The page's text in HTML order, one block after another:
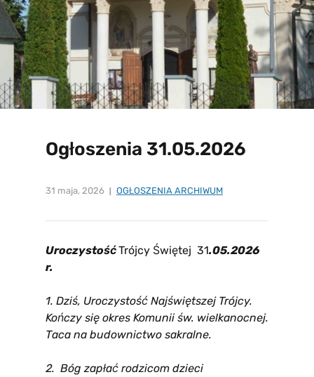
Ogłoszenia 31.05.2026
31 maja, 2026 OGŁOSZENIA ARCHIWUM
UroczystośćTrójcy Świętej 31.05.2026
r.
1. Dziś, Uroczystość Najświętszej Trójcy.
Kończy się okres Komunii św. wielkanocnej.
Taca na budownictwo sakralne.
2. Bóg zapłać rodzicom dzieci